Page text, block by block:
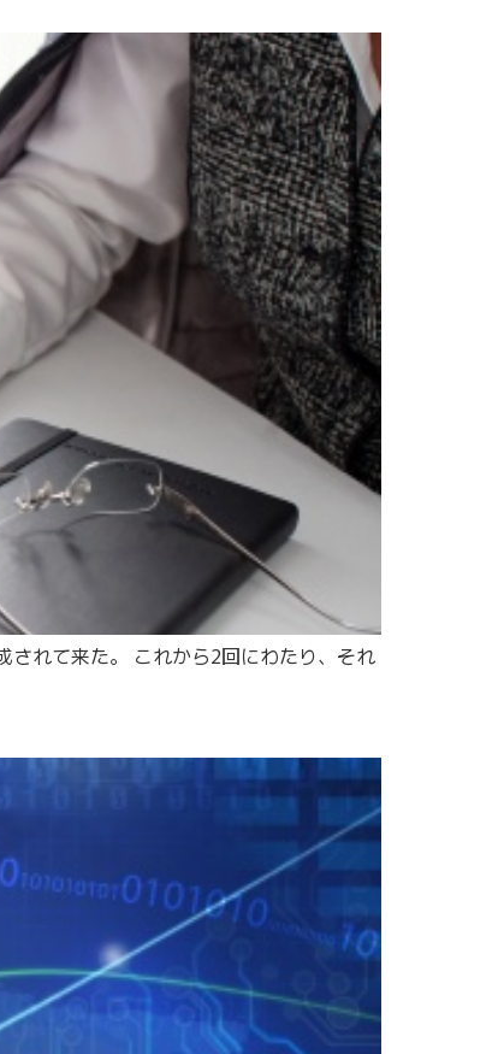
されて来た。 これから2回にわたり、それ